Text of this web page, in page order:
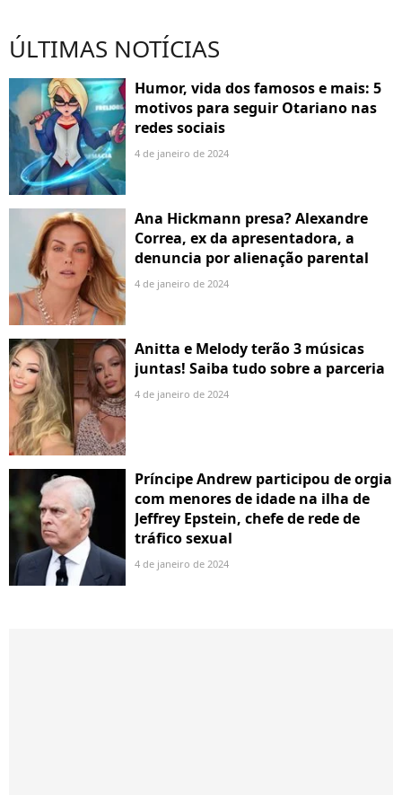
ÚLTIMAS NOTÍCIAS
Humor, vida dos famosos e mais: 5
motivos para seguir Otariano nas
redes sociais
4 de janeiro de 2024
Ana Hickmann presa? Alexandre
Correa, ex da apresentadora, a
denuncia por alienação parental
4 de janeiro de 2024
Anitta e Melody terão 3 músicas
juntas! Saiba tudo sobre a parceria
4 de janeiro de 2024
Príncipe Andrew participou de orgia
com menores de idade na ilha de
Jeffrey Epstein, chefe de rede de
tráfico sexual
4 de janeiro de 2024